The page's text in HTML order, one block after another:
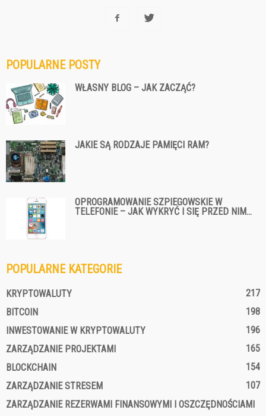
POPULARNE POSTY
WŁASNY BLOG – JAK ZACZĄĆ?
JAKIE SĄ RODZAJE PAMIĘCI RAM?
OPROGRAMOWANIE SZPIEGOWSKIE W
TELEFONIE – JAK WYKRYĆ I SIĘ PRZED NIM...
POPULARNE KATEGORIE
KRYPTOWALUTY
217
BITCOIN
198
INWESTOWANIE W KRYPTOWALUTY
196
ZARZĄDZANIE PROJEKTAMI
165
BLOCKCHAIN
154
ZARZĄDZANIE STRESEM
107
ZARZĄDZANIE REZERWAMI FINANSOWYMI I OSZCZĘDNOŚCIAMI